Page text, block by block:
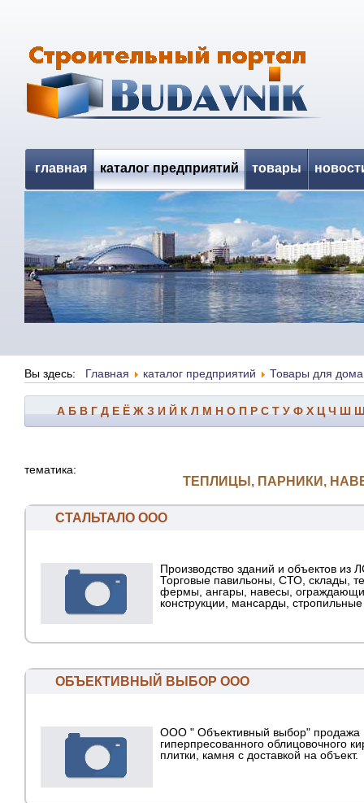
главная каталог предприятий товары
Вы здесь: Главная каталог предприятий Товары для
А Б В Г Д Е Ё Ж З И Й К Л М Н О П Р С Т У Ф Х Ц Ч Ш
тематика:
ТЕПЛИЦЫ, ПАРНИКИ,
СТАЛЬТАЛО ООО
Производство зданий и объектов из
Торговые павильоны, СТО, склады,
фермы, ангары, навесы,
конструкции, мансарды,
ОБЪЕКТИВНЫЙ ВЫБОР ООО
ООО " Объективный выбор" продажа
гиперпресованного облицовочного
плитки, камня с доставкой на объект.